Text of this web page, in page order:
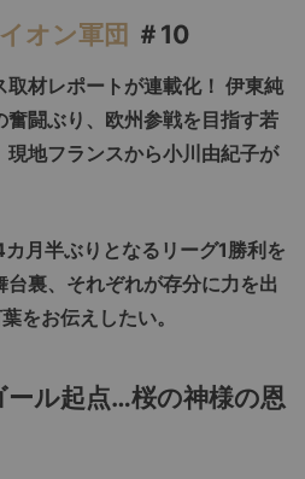
オン軍団 ＃10
材レポートが連載化！ 伊東純
闘ぶり、欧州参戦を目指す若
現地フランスから小川由紀子が
カ月半ぶりとなるリーグ1勝利を
裏、それぞれが存分に力を出
をお伝えしたい。
ール起点…桜の神様の恩